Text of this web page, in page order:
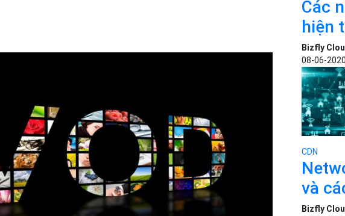
Bảng giá
Bảng giá
Các
hiện
Bizfly
08-06-2020
CDN
và
Bizfly